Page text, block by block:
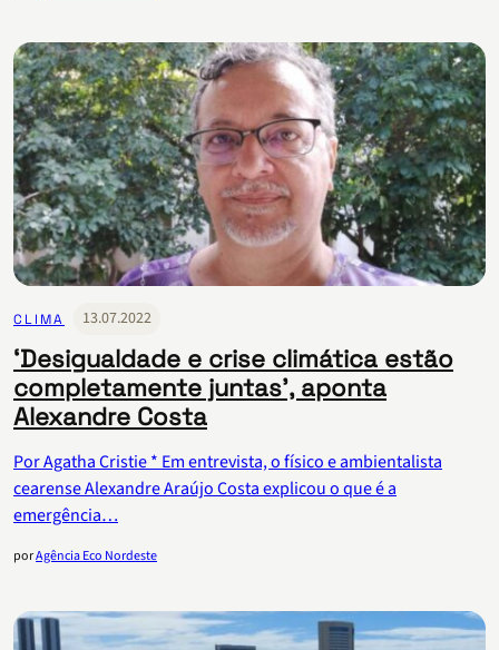
CLIMA 13.07.2022
‘Desigualdade e crise climática estão
completamente juntas’, aponta
Alexandre Costa
Por Agatha Cristie * Em entrevista, o físico e ambientalista
cearense Alexandre Araújo Costa explicou o que é a
emergência…
porAgência Eco Nordeste